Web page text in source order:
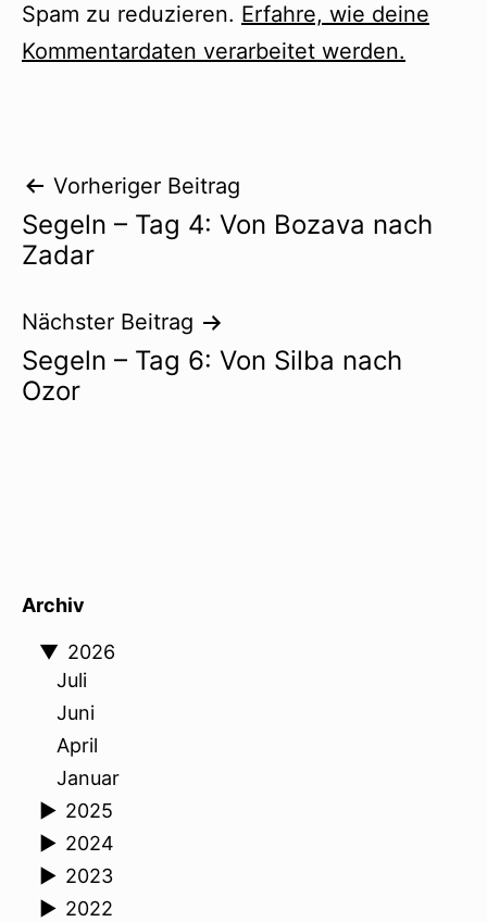
Spam zu reduzieren. Erfahre, wie deine
Kommentardaten verarbeitet werden.
Beitragsnavigation
Vorheriger Beitrag
Segeln – Tag 4: Von Bozava nach
Zadar
Nächster Beitrag
Segeln – Tag 6: Von Silba nach
Ozor
Archiv
▼ 2026
Juli
Juni
April
Januar
► 2025
► 2024
► 2023
► 2022